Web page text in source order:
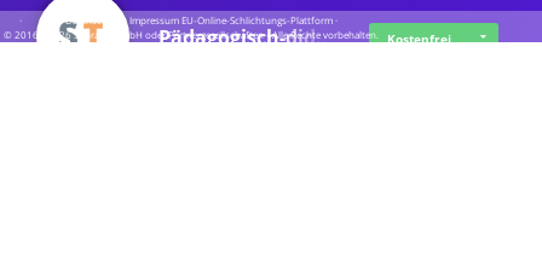
Pädagogisch-did… Kostenfrei
· · ·Datenschutz ·Impressum EU-Online-Schlichtungs-Plattform·
© 2016 - 2026 SupraTix GmbH oder Partnergesellschaften - Alle Rechte vorbehalten.